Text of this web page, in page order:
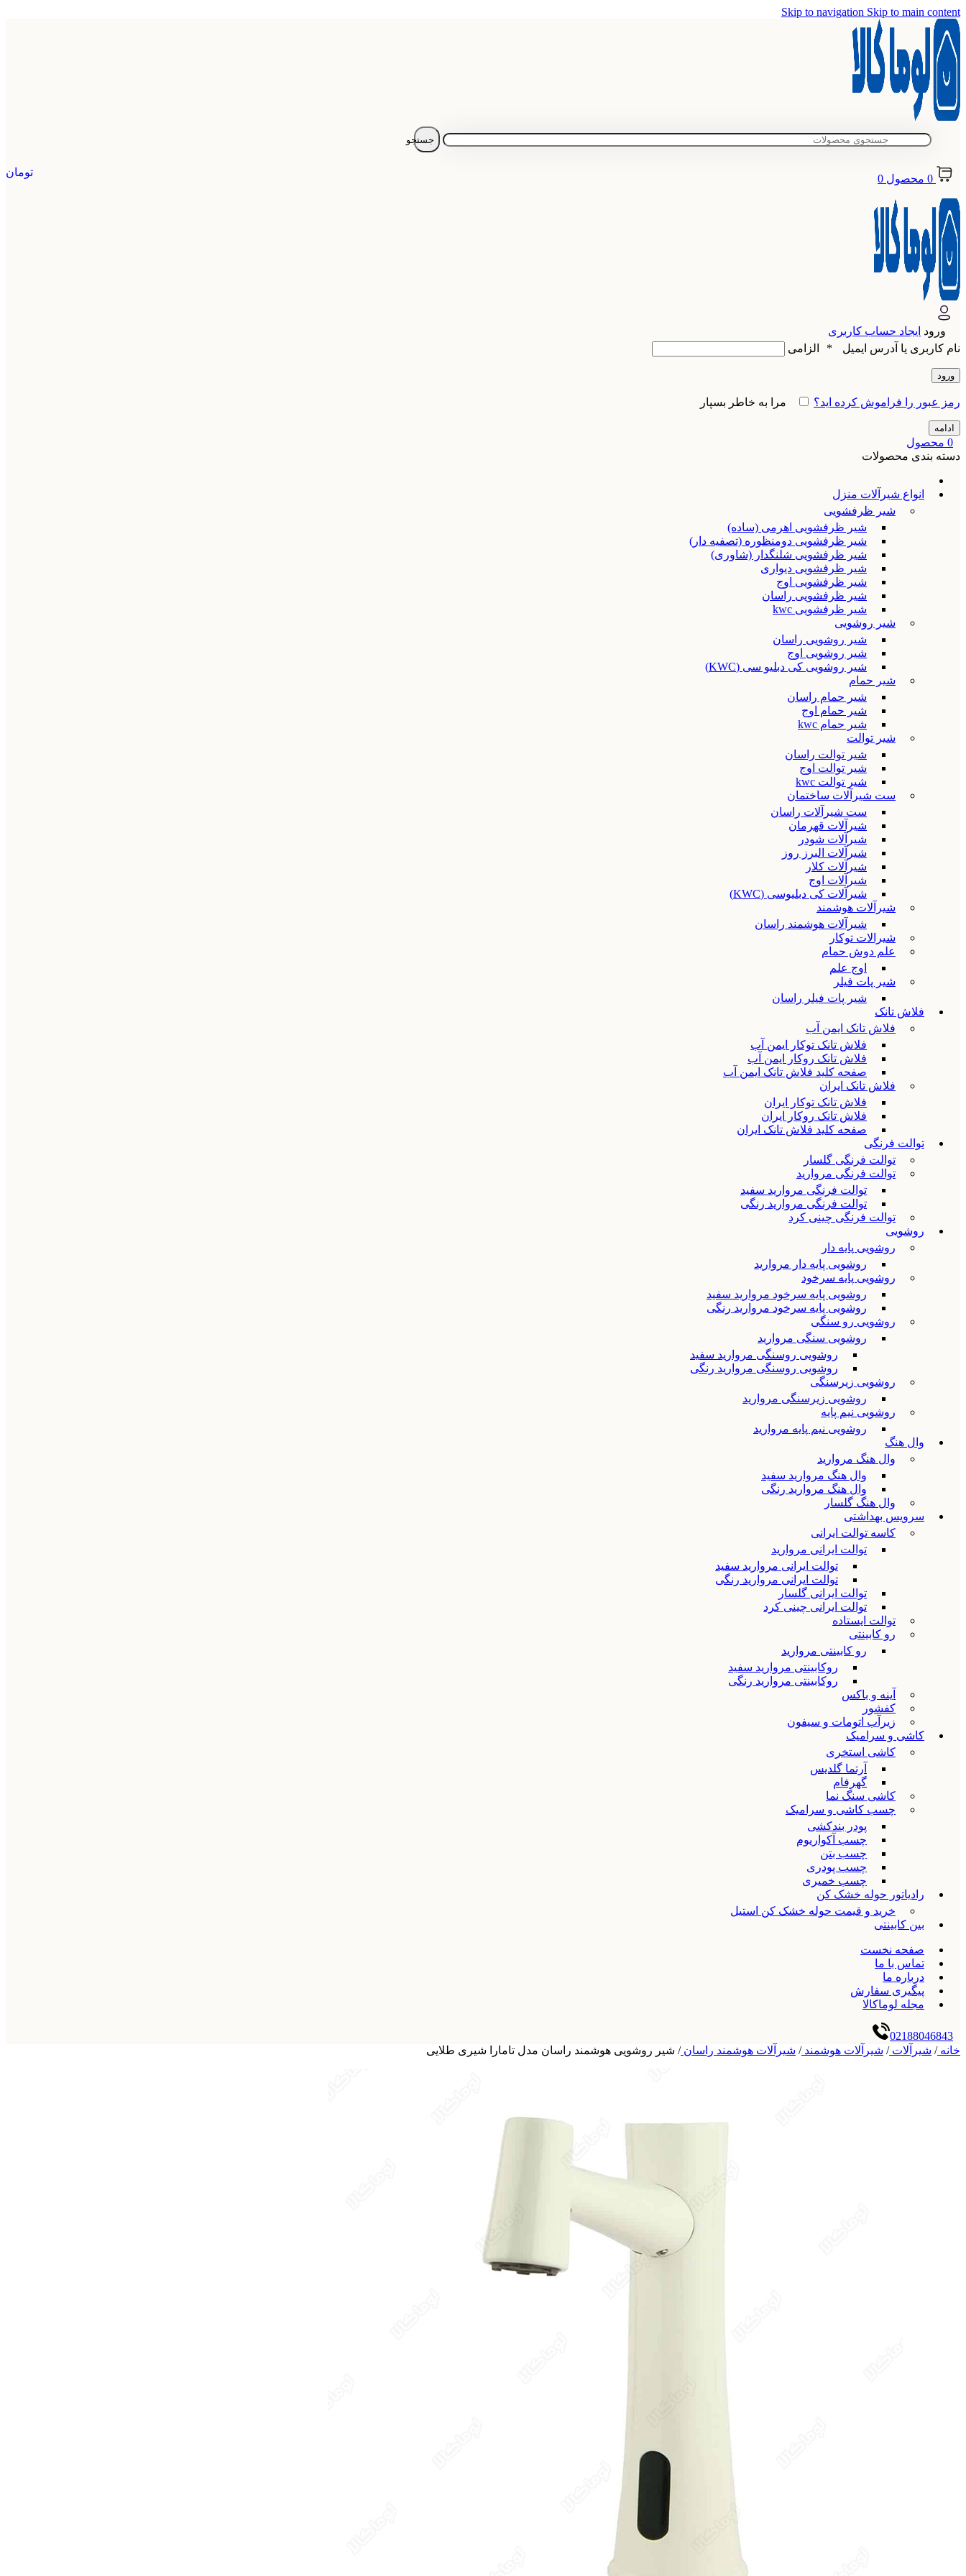
Skip to navigation Skip to main content
جستجو
0 محصول 0
تومان
ورود ایجاد حساب کاربری
نام کاربری یا آدرس ایمیل
* الزامی
ورود
رمز عبور را فراموش کرده اید؟ مرا به خاطر بسپار
ادامه
0 محصول
دسته بندی محصولات
انواع شیرآلات منزل
شیر ظرفشویی
شیر ظرفشویی اهرمی (ساده)
شیر ظرفشویی دومنظوره (تصفیه دار)
شیر ظرفشویی شلنگدار (شاوری)
شیر ظرفشویی دیواری
شیر ظرفشویی اوج
شیر ظرفشویی راسان
شیر ظرفشویی kwc
شیر روشویی
شیر روشویی راسان
شیر روشویی اوج
شیر روشویی کی دبلیو سی (KWC)
شیر حمام
شیر حمام راسان
شیر حمام اوج
شیر حمام kwc
شیر توالت
شیر توالت راسان
شیر توالت اوج
شیر توالت kwc
ست شیرآلات ساختمان
ست شیرآلات راسان
شیرآلات قهرمان
شیرآلات شودر
شیرآلات البرز روز
شیرآلات کلار
شیرآلات اوج
شیرآلات کی دبلیوسی (KWC)
شیرآلات هوشمند
شیرآلات هوشمند راسان
شیرالات توکار
علم دوش حمام
اوج علم
شیر پات فیلر
شیر پات فیلر راسان
فلاش تانک
فلاش تانک ایمن آب
فلاش تانک توکار ایمن آب
فلاش تانک روکار ایمن آب
صفحه کلید فلاش تانک ایمن آب
فلاش تانک ایران
فلاش تانک توکار ایران
فلاش تانک روکار ایران
صفحه کلید فلاش تانک ایران
توالت فرنگی
توالت فرنگی گلسار
توالت فرنگی مروارید
توالت فرنگی مروارید سفید
توالت فرنگی مروارید رنگی
توالت فرنگی چینی کرد
روشویی
روشویی پایه دار
روشویی پایه دار مروارید
روشویی پایه سرخود
روشویی پایه سرخود مروارید سفید
روشویی پایه سرخود مروارید رنگی
روشویی رو سنگی
روشویی سنگی مروارید
روشویی روسنگی مروارید سفید
روشویی روسنگی مروارید رنگی
روشویی زیرسنگی
روشویی زیرسنگی مروارید
روشویی نیم پایه
روشویی نیم پایه مروارید
وال هنگ
وال هنگ مروارید
وال هنگ مروارید سفید
وال هنگ مروارید رنگی
وال هنگ گلسار
سرویس بهداشتی
کاسه توالت ایرانی
توالت ایرانی مروارید
توالت ایرانی مروارید سفید
توالت ایرانی مروارید رنگی
توالت ایرانی گلسار
توالت ایرانی چینی کرد
توالت ایستاده
رو کابینتی
رو کابینتی مروارید
روکابینتی مروارید سفید
روکابینتی مروارید رنگی
آینه و باکس
کفشور
زیرآب اتومات و سیفون
کاشی و سرامیک
کاشی استخری
آرتما گلدیس
گهرفام
کاشی سنگ نما
چسب کاشی و سرامیک
پودر بندکشی
چسب آکواریوم
چسب بتن
چسب پودری
چسب خمیری
رادیاتور حوله خشک کن
خرید و قیمت حوله خشک کن استیل
بین کابینتی
صفحه نخست
تماس با ما
درباره ما
پیگیری سفارش
مجله لوماکالا
02188046843
خانه/ شیرآلات/ شیرآلات هوشمند/ شیرآلات هوشمند راسان/ شیر روشویی هوشمند راسان مدل تامارا شیری طلایی